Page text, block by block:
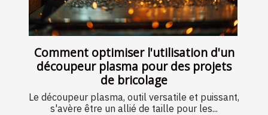
Comment optimiser l'utilisation d'un
découpeur plasma pour des projets
de bricolage
Le découpeur plasma, outil versatile et puissant,
s'avère être un allié de taille pour les...